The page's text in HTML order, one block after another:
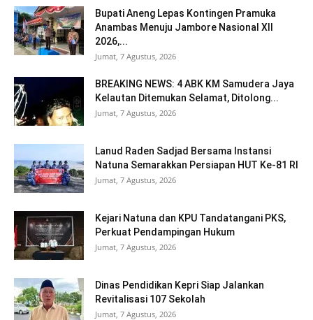
Bupati Aneng Lepas Kontingen Pramuka
Anambas Menuju Jambore Nasional XII
2026,...
Jumat, 7 Agustus, 2026
BREAKING NEWS: 4 ABK KM Samudera Jaya
Kelautan Ditemukan Selamat, Ditolong...
Jumat, 7 Agustus, 2026
Lanud Raden Sadjad Bersama Instansi
Natuna Semarakkan Persiapan HUT Ke-81 RI
Jumat, 7 Agustus, 2026
Kejari Natuna dan KPU Tandatangani PKS,
Perkuat Pendampingan Hukum
Jumat, 7 Agustus, 2026
Dinas Pendidikan Kepri Siap Jalankan
Revitalisasi 107 Sekolah
Jumat, 7 Agustus, 2026